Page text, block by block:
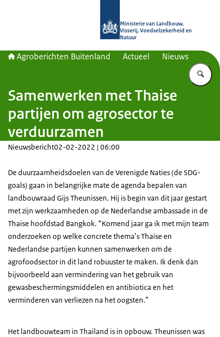
Ministerie van Landbouw,
Visserij, Voedselzekerheid en
Natuur
Agroberichten Buitenland Actueel Nieuws
Samenwerken met Thaise
partijen om agrosector te
verduurzamen
Nieuwsbericht02-02-2022 | 06:00
De duurzaamheidsdoelen van de Verenigde Naties (de SDG-
goals) gaan in belangrijke mate de agenda bepalen van
landbouwraad Gijs Theunissen. Hij is begin van dit jaar gestart
met zijn werkzaamheden op de Nederlandse ambassade in de
Thaise hoofdstad Bangkok. “Komend jaar ga ik met mijn team
onderzoeken op welke concrete thema’s Thaise en
Nederlandse partijen kunnen samenwerken om de
agrofoodsector in dit land robuuster te maken. Ik denk dan
bijvoorbeeld aan vermindering van het gebruik van
gewasbeschermingsmiddelen en antibiotica en het
verminderen van verliezen na het oogsten.”
Het landbouwteam in Thailand is in opbouw. Theunissen was